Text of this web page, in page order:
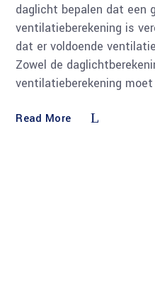
daglicht bepalen dat een
ventilatieberekening is
dat er voldoende
Zowel de
ventilatieberekening
Read More